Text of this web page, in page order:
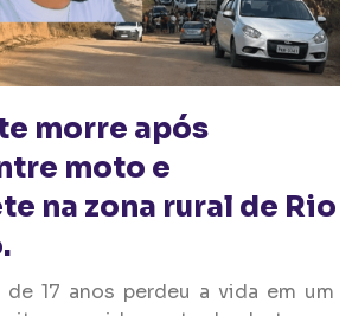
morre após
moto e
na zona rural de Rio
17 anos perdeu a vida em um